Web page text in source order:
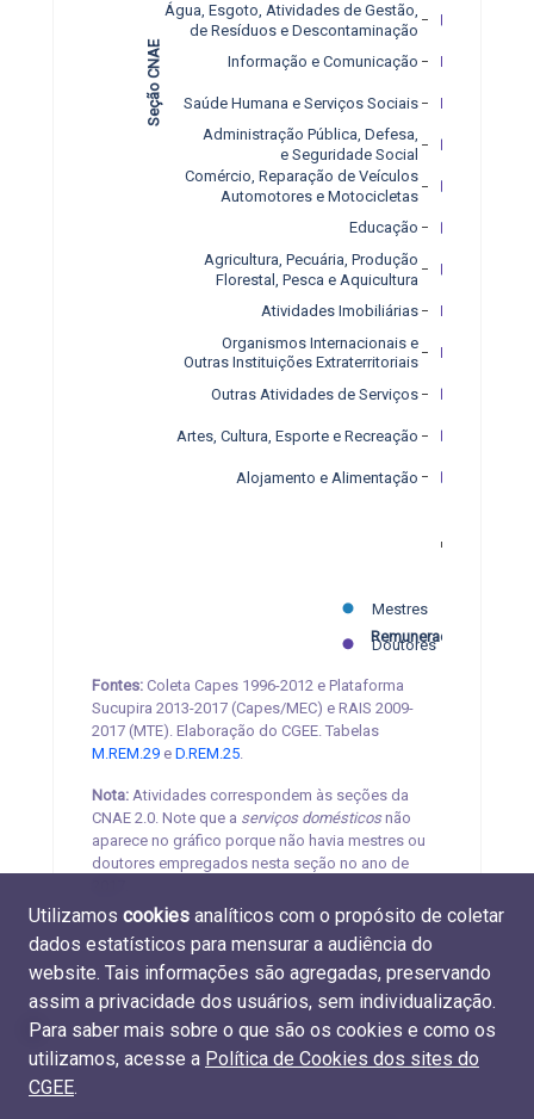
Alojamento e Alimentação
Artes, Cultura, Esporte e Recreação
Outras Atividades de Serviços
Organismos Internacionais e
Outras Instituições Extraterritoriais
Atividades Imobiliárias
Agricultura, Pecuária, Produção
Florestal, Pesca e Aquicultura
Educação
Comércio, Reparação de Veículos
Automotores e Motocicletas
Administração Pública, Defesa,
e Seguridade Social
Saúde Humana e Serviços Sociais
Informação e Comunicação
Água, Esgoto, Atividades de Gestão,
de Resíduos e Descontaminação
Mestres
Doutores
Remuneração média
Seção CNAE
Fontes: Coleta Capes 1996-2012 e Plataforma
Sucupira 2013-2017 (Capes/MEC) e RAIS 2009-
2017 (MTE). Elaboração do CGEE. Tabelas
M.REM.29 e D.REM.25.
Nota: Atividades correspondem às seções da
CNAE 2.0. Note que a serviços domésticosnão
aparece no gráfico porque não havia mestres ou
doutores empregados nesta seção no ano de
Utilizamos cookies analíticos com o propósito de coletar
dados estatísticos para mensurar a audiência do
website. Tais informações são agregadas, preservando
assim a privacidade dos usuários, sem individualização.
Para saber mais sobre o que são os cookies e como os
utilizamos, acesse a Política de Cookies dos sites do
CGEE.